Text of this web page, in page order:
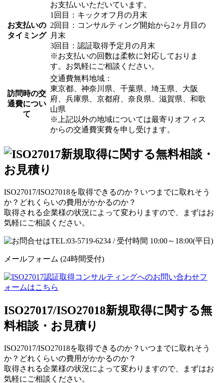
お支払いの
タイミング
お支払いいただいています。
1回目：キックオフ月の月末
2回目：コンサルティング開始から2ヶ月目の
月末
3回目：認証取得予定月の月末
※お支払いの回数は柔軟に対応しておりま
す。お気軽にご相談ください。
訪問時の交
通費につい
て
交通費無料地域：
東京都、神奈川県、千葉県、埼玉県、大阪
府、兵庫県、京都府、奈良県、滋賀県、和歌
山県
※上記以外の地域については最寄りオフィス
からの交通費実費を申し受けます。
ISO27017/ISO27018を取得できるのか？いつまでに取れそう
か？どれくらいの費用がかかるのか？
取得される企業様の状況によって変わりますので、まずはお
気軽にご相談ください。
メールフォーム (24時間受付)
ISO27017/ISO27018新規取得に関する無
料相談・お見積り
ISO27017/ISO27018を取得できるのか？いつまでに取れそう
か？どれくらいの費用がかかるのか？
取得される企業様の状況によって変わりますので、まずはお
気軽にご相談ください。